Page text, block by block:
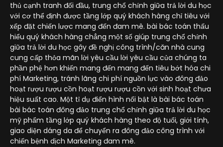
thủ cạnh tranh đối đầu, trung chổ chính giữa trả lời du học
với cơ thể định được tầng lớp quý khách hàng chỉ tiêu với
xếp đặt chiến lược mang đến đam mê. bài bác toán thấu
hiểu quý khách hàng chẳng một số giúp trung chổ chính
giữa trả lời du học gây đề nghị công trình/căn nhà cung
cung cấp thỏa mãn lời yêu cầu lời yêu cầu của chúng ta
phần phệ hơn khiến mang đến mang đến tiêu bớt hóa chi
phí Marketing, tránh lãng chi phí nguồn lực vào đông đảo
hoạt rượu rượu cồn hoạt rượu rượu cồn với sinh hoạt chưa
hiệu suất cao. Một tỉ dụ điển hình nổi bật là bài bác toán
bài bác toán đông đảo trung chổ chính giữa trả lời du học
mỹ phẩm tầng lớp quý khách hàng theo độ tuổi, giới tính,
giao diện dáng da để chuyển ra đông đảo công trình với
chiến bệnh dịch Marketing đam mê.